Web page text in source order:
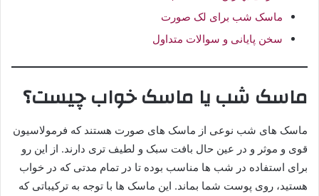
ماسک شب برای لک صورت
سخن پایانی و سوالات متداول
ماسک شب یا ماسک خواب چیست؟
ماسک های شب نوعی از ماسک های صورت هستند که فرمولاسیون
قوی و موثر و در عین حال بافت سبک و لطیف تری دارند. از این رو
برای استفاده در شب ها مناسب بوده تا در تمام مدتی که در خواب
هستید، روی پوست شما بماند. این ماسک ها با توجه به ترکیباتی که